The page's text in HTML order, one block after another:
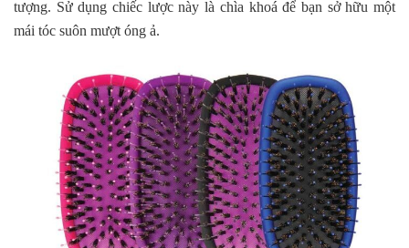
tượng. Sử dụng chiếc lược này là chìa khoá để bạn sở hữu một
mái tóc suôn mượt óng ả.